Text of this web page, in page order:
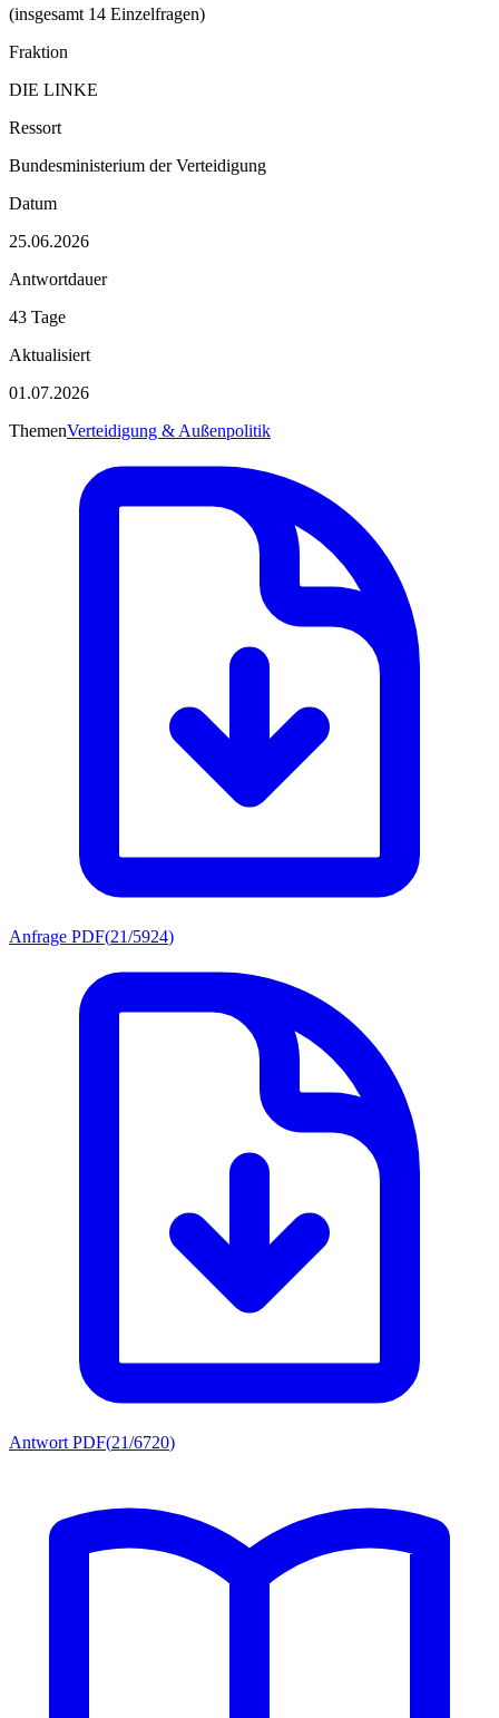
(insgesamt 14 Einzelfragen)
Fraktion
DIE LINKE
Ressort
Bundesministerium der Verteidigung
Datum
25.06.2026
Antwortdauer
43 Tage
Aktualisiert
01.07.2026
ThemenVerteidigung & Außenpolitik
Anfrage PDF(21/5924)
Antwort PDF(21/6720)